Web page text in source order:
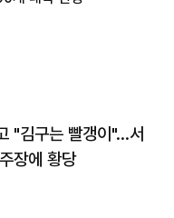
"김구는 빨갱이"…서
장에 황당